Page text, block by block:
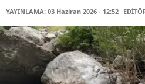
YAYINLAMA: 03 Haziran 2026 - 12:52